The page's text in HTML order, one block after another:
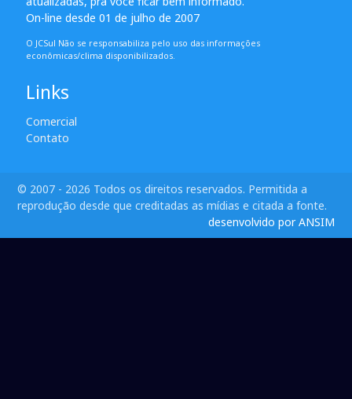
On-line desde 01 de julho de 2007
O JCSul Não se responsabiliza pelo uso das informações
econômicas/clima disponibilizados.
Links
Comercial
Contato
© 2007 - 2026 Todos os direitos reservados. Permitida a
reprodução desde que creditadas as mídias e citada a fonte.
desenvolvido por ANSIM